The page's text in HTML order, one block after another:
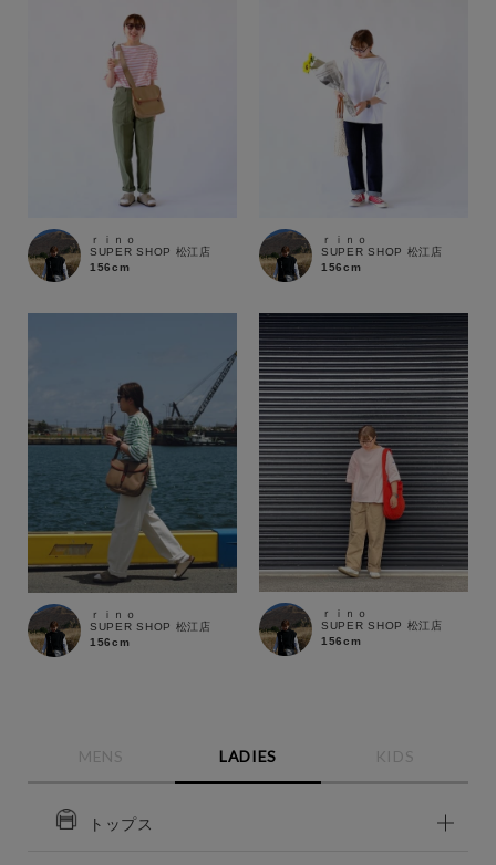
ｒｉｎｏ
SUPER SHOP 松江店
156cm
ｒｉｎｏ
SUPER SHOP 松江店
156cm
ｒｉｎｏ
SUPER SHOP 松江店
156cm
ｒｉｎｏ
SUPER SHOP 松江店
156cm
MENS LADIES KIDS
トップス